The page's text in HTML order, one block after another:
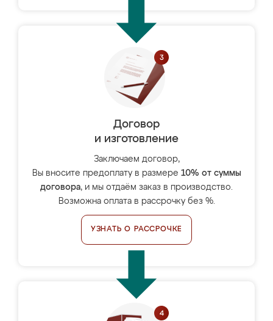
Договор
и изготовление
Заключаем договор,
Вы вносите предоплату в размере 10% от суммы
договора, и мы отдаём заказ в производство.
Возможна оплата в рассрочку без %.
УЗНАТЬ О РАССРОЧКЕ